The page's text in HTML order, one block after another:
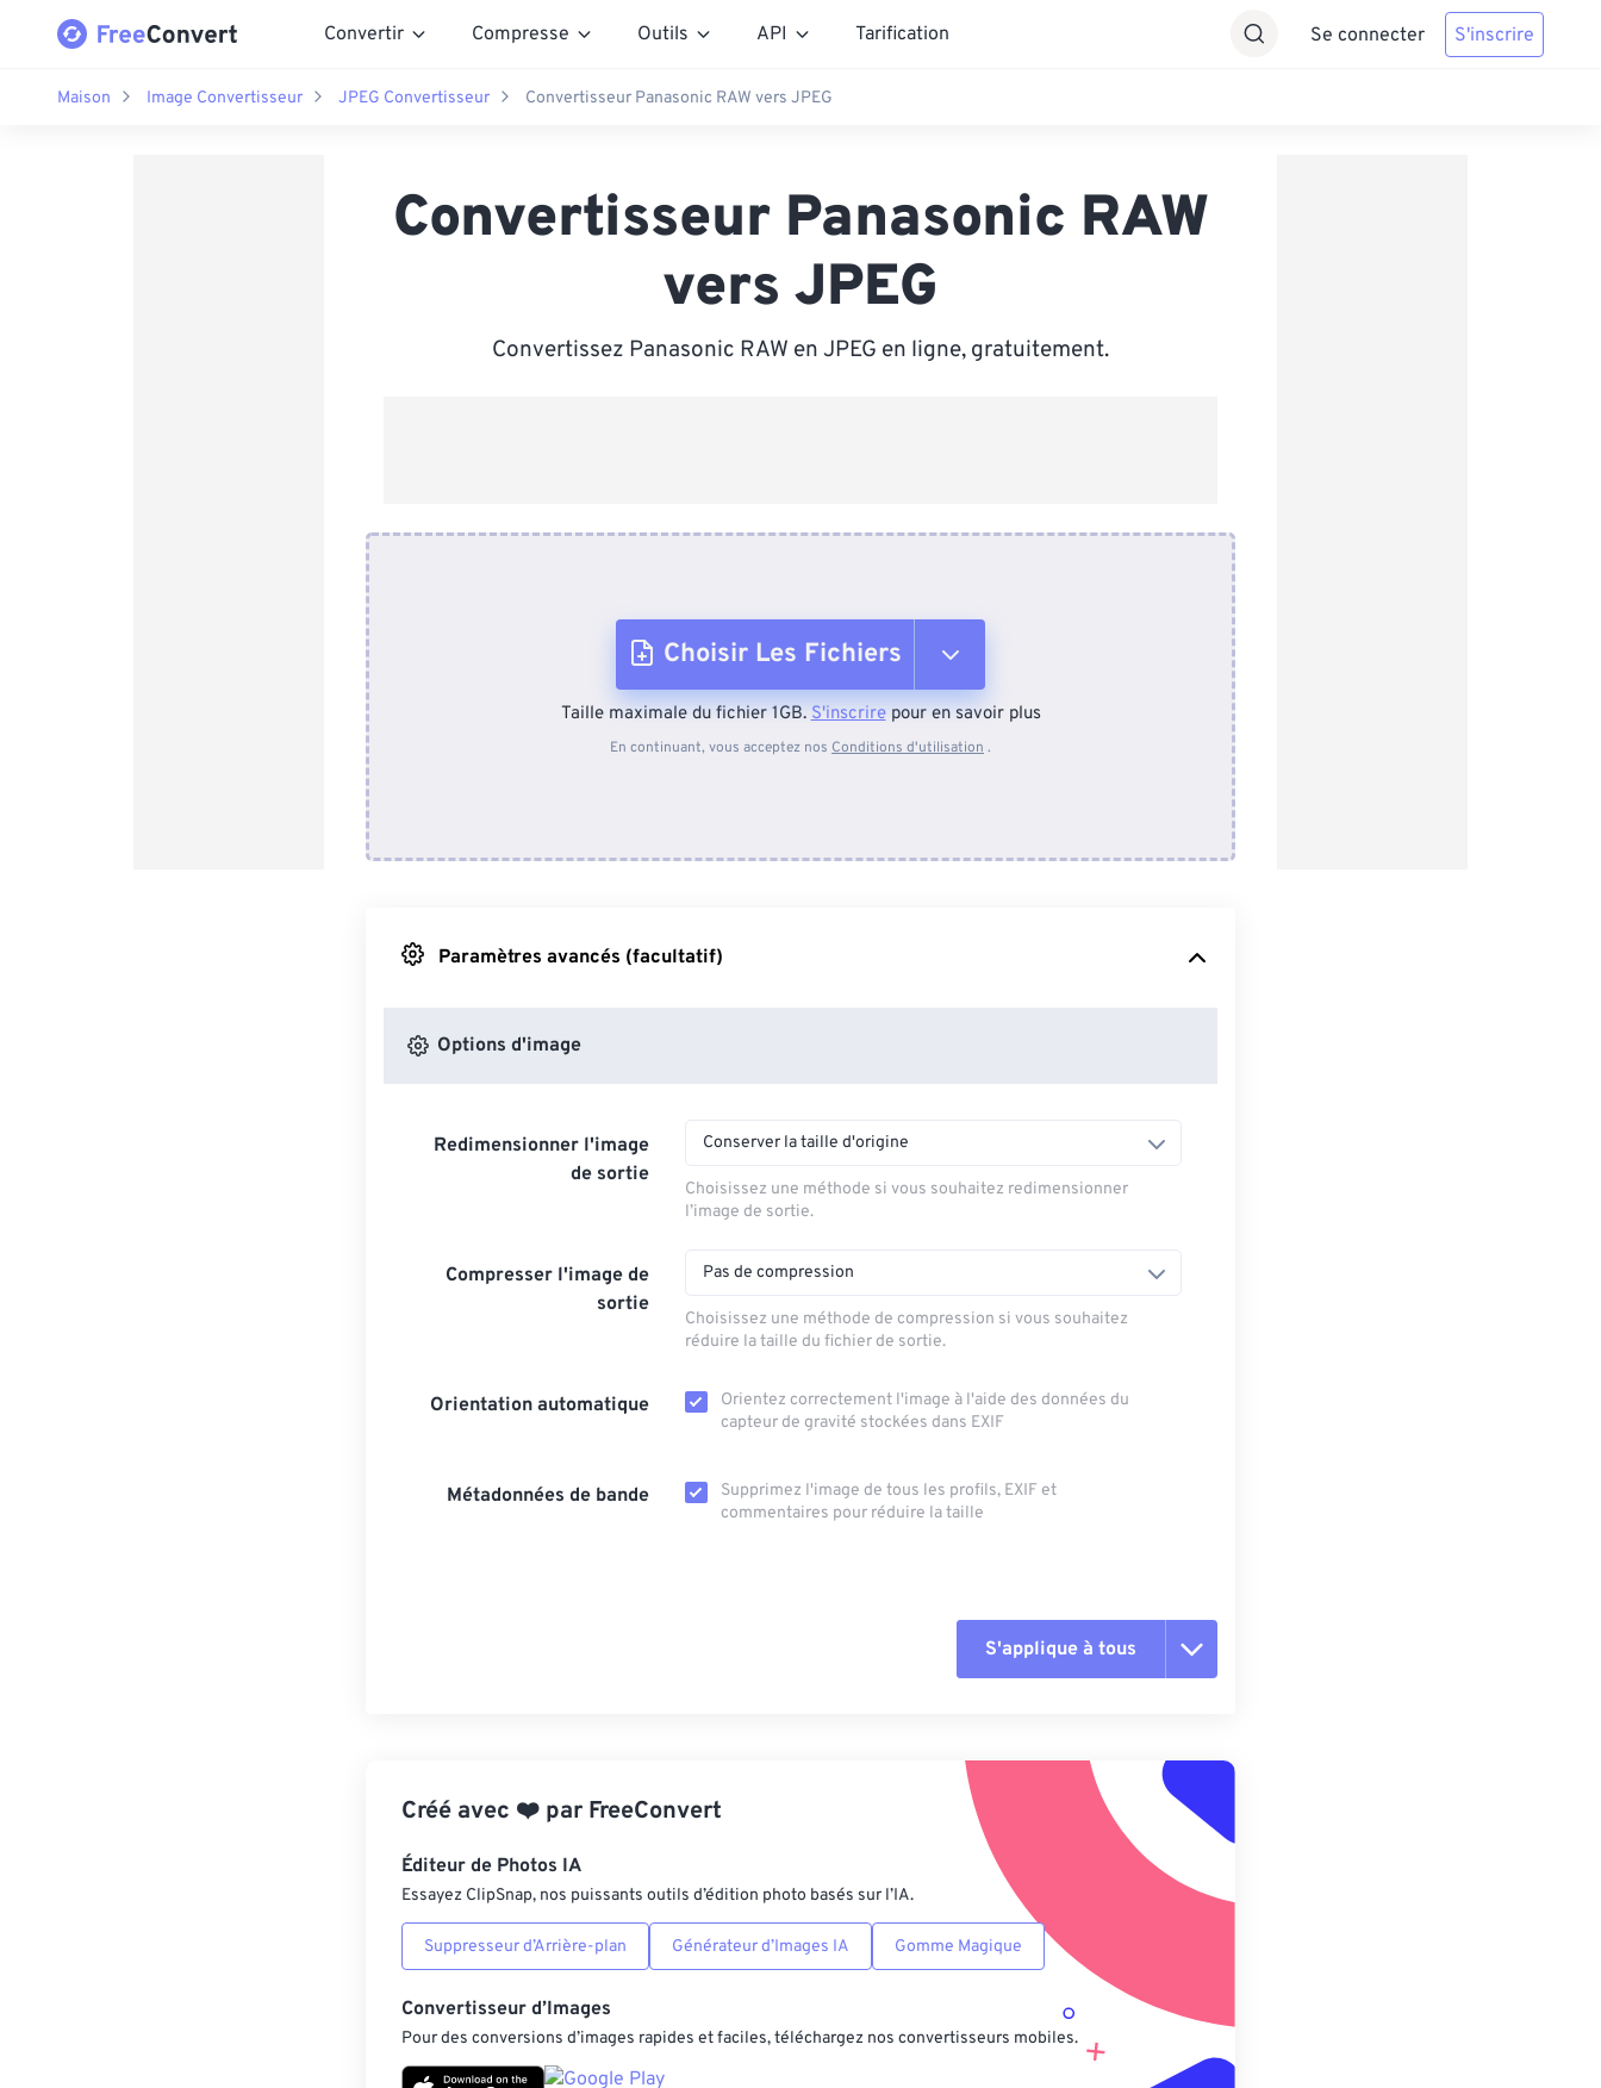
Convertir Compresse Outils API Tarification Se connecter S'inscrire
Maison Image Convertisseur JPEG Convertisseur Convertisseur Panasonic RAW vers JPEG
Convertisseur Panasonic RAW
vers JPEG
Convertissez Panasonic RAW en JPEG en ligne, gratuitement.
Choisir Les Fichiers
Depuis l'appareil
Taille maximale du fichier 1GB.S'inscrirepour en savoir plus
En continuant, vous acceptez nos Conditions d'utilisation .
Paramètres avancés (facultatif)
Options d'image
Redimensionner l'image
de sortie
Conserver la taille d'origine
Choisissez une méthode si vous souhaitez redimensionner
l’image de sortie.
Compresser l'image de
sortie
Pas de compression
Choisissez une méthode de compression si vous souhaitez
réduire la taille du fichier de sortie.
Orientation automatique
Orientez correctement l'image à l'aide des données du
capteur de gravité stockées dans EXIF
Métadonnées de bande
Supprimez l'image de tous les profils, EXIF ​​et
commentaires pour réduire la taille
S'applique à tous
Appliquer à partir du préréglage
Enregistrer comme préréglage
Créé avec ❤️ par FreeConvert
Éditeur de Photos IA
Essayez ClipSnap, nos puissants outils d’édition photo basés sur l’IA.
Suppresseur d’Arrière-plan Générateur d’Images IA Gomme Magique
Convertisseur d’Images
Pour des conversions d’images rapides et faciles, téléchargez nos convertisseurs mobiles.